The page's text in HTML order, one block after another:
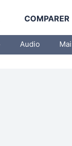
COMPARER
Audio